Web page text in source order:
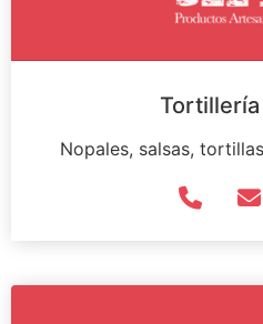
Tortillería
Nopales, salsas,